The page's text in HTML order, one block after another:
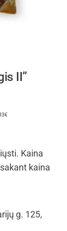
II”
Kaina
kaina
g. 125,